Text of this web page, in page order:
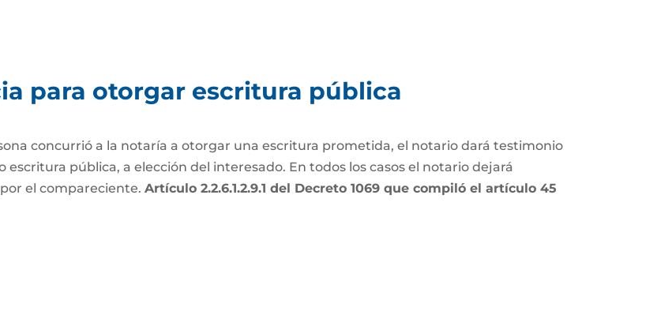
para otorgar escritura pública
concurrió a la notaría a otorgar una escritura prometida, el notario dará testimonio
pública, a elección del interesado. En todos los casos el notario dejará
el compareciente.Artículo 2.2.6.1.2.9.1 del Decreto 1069 que compiló el artículo 45